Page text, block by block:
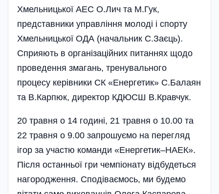
Хмельницької АЕС О.Лич та М.Гук,
представники управління молоді і спорту
Хмельницької ОДА (начальник С.Заєць).
Сприяють в організаційних питаннях щодо
проведення змагань, тренувального
процесу керівники СК «Енергетик» С.Балаян
та В.Карпюк, директор КДЮСШ В.Кравчук.
20 травня о 14 годині, 21 травня о 10.00 та
22 травня о 9.00 запрошуємо на перегляд
ігор за участю команди «Енергетик–НАЕК».
Після останньої гри чемпіонату відбудеться
нагородження. Сподіваємось, ми будемо